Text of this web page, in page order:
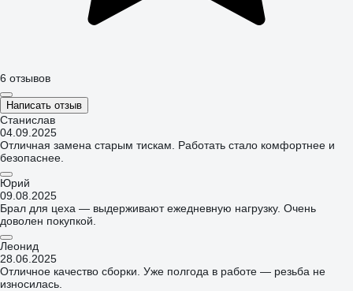
6 отзывов
Написать отзыв
Станислав
04.09.2025
Отличная замена старым тискам. Работать стало комфортнее и
безопаснее.
Юрий
09.08.2025
Брал для цеха — выдерживают ежедневную нагрузку. Очень
доволен покупкой.
Леонид
28.06.2025
Отличное качество сборки. Уже полгода в работе — резьба не
износилась.